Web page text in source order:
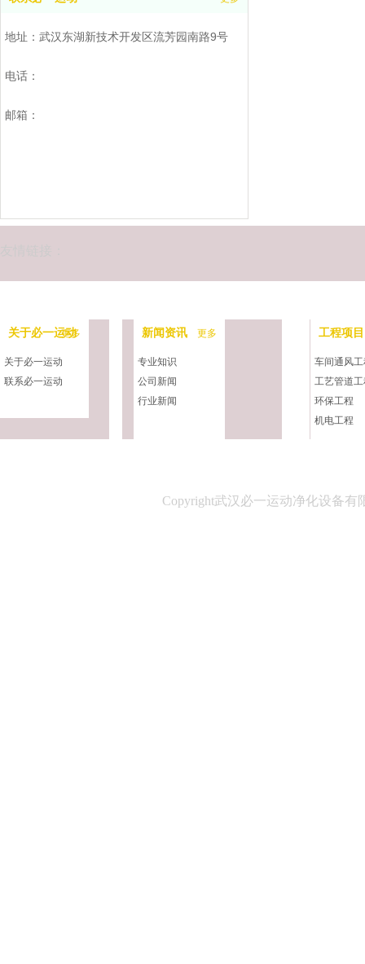
武汉空气净化工程是什么
如何处理净化工程
洁净厂房净化空气的几种方法
地址：武汉东湖新技术开发区流芳园南路9号
电话：
邮箱：
关于必一运动
更多
关于必一运动
联系必一运动
工程项目
车间通风
工艺管道
环保工程
机电工程
新闻资讯 更多
专业知识
公司新闻
行业新闻
Copyright武汉必一运动净化设备